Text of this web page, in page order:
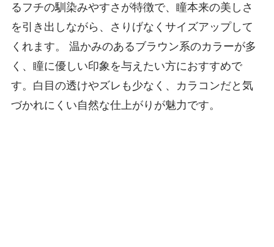
るフチの馴染みやすさが特徴で、瞳本来の美しさ
を引き出しながら、さりげなくサイズアップして
くれます。 温かみのあるブラウン系のカラーが多
く、瞳に優しい印象を与えたい方におすすめで
す。白目の透けやズレも少なく、カラコンだと気
づかれにくい自然な仕上がりが魅力です。